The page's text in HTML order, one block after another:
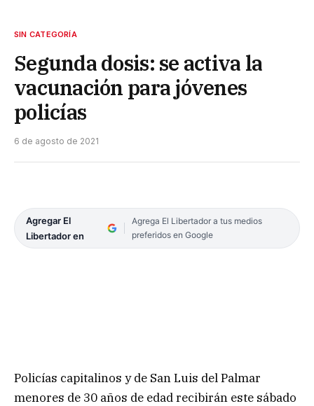
SIN CATEGORÍA
Segunda dosis: se activa la
vacunación para jóvenes
policías
6 de agosto de 2021
Agregar El
Libertador en
Agrega El Libertador a tus medios
preferidos en Google
Policías capitalinos y de San Luis del Palmar
menores de 30 años de edad recibirán este sábado